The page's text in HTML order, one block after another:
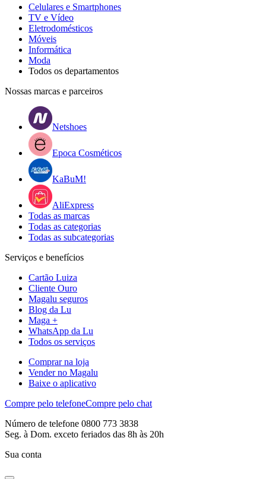
Celulares e Smartphones
TV e Vídeo
Eletrodomésticos
Móveis
Informática
Moda
Todos os departamentos
Nossas marcas e parceiros
Netshoes
Epoca Cosméticos
KaBuM!
AliExpress
Todas as marcas
Todas as categorias
Todas as subcategorias
Serviços e benefícios
Cartão Luiza
Cliente Ouro
Magalu seguros
Blog da Lu
Maga +
WhatsApp da Lu
Todos os serviços
Comprar na loja
Vender no Magalu
Baixe o aplicativo
Compre pelo telefoneCompre pelo chat
Número de telefone 0800 773 3838
Seg. à Dom. exceto feriados das 8h às 20h
Sua conta